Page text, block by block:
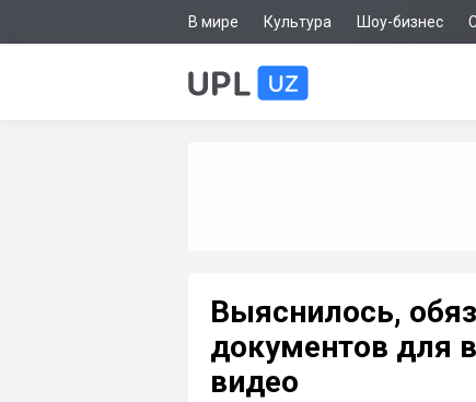
В мире Культура Шоу-бизнес
Выяснилось,
документов для
видео